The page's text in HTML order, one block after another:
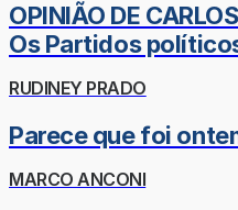
OPINIÃO DE
Os Partidos
RUDINEY PRADO
Parece que foi
MARCO ANCONI